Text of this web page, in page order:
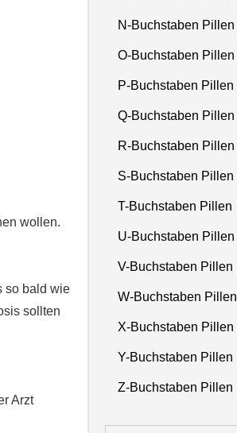
wollen.
so bald wie
sollten
Arzt
N-Buchstaben Pillen
O-Buchstaben Pillen
P-Buchstaben Pillen
Q-Buchstaben Pillen
R-Buchstaben Pillen
S-Buchstaben Pillen
T-Buchstaben Pillen
U-Buchstaben Pillen
V-Buchstaben Pillen
W-Buchstaben Pillen
X-Buchstaben Pillen
Y-Buchstaben Pillen
Z-Buchstaben Pillen